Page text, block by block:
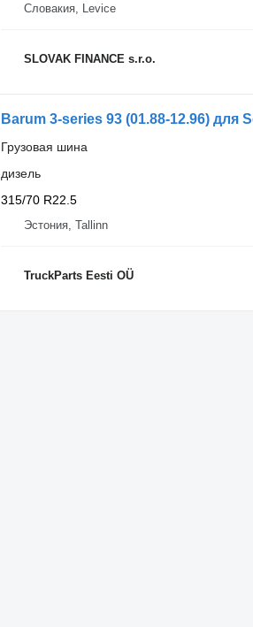
Словакия, Levice
SLOVAK FINANCE s.r.o.
Barum 3-series 93 (01.88-12.96) для
Грузовая шина
дизель
315/70 R22.5
Эстония, Tallinn
TruckParts Eesti OÜ